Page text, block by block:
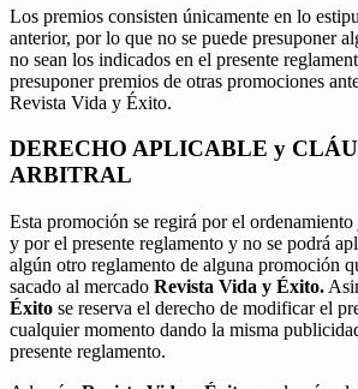
Los premios consisten únicamente en lo
anterior, por lo que no se puede presuponer
no sean los indicados en el presente
presuponer premios de otras promociones
Revista Vida y Éxito.
DERECHO APLICABLE y
ARBITRAL
Esta promoción se regirá por el
y por el presente reglamento y no se podrá
algún otro reglamento de alguna promoción
sacado al mercado Revista Vida y Éxito.
Éxito se reserva el derecho de modificar el
cualquier momento dando la misma
presente reglamento.